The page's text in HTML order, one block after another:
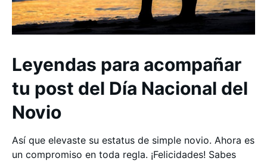
Leyendas para acompañar
tu post del Día Nacional del
Novio
Así que elevaste su estatus de simple novio. Ahora es
un compromiso en toda regla. ¡Felicidades! Sabes